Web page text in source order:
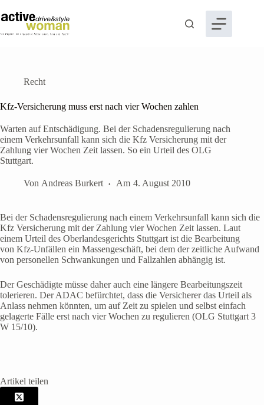
Inhalt
springen
Recht
Kfz-Versicherung muss erst nach vier Wochen zahlen
Warten auf Entschädigung. Bei der Schadensregulierung nach
einem Verkehrsunfall kann sich die Kfz Versicherung mit der
Zahlung vier Wochen Zeit lassen. So ein Urteil des OLG
Stuttgart.
Von Andreas Burkert Am 4. August 2010
Bei der Schadensregulierung nach einem Verkehrsunfall kann sich die
Kfz Versicherung mit der Zahlung vier Wochen Zeit lassen. Laut
einem Urteil des Oberlandesgerichts Stuttgart ist die Bearbeitung
von Kfz-Unfällen ein Massengeschäft, bei dem der zeitliche Aufwand
von personellen Schwankungen und Fallzahlen abhängig ist.
Der Geschädigte müsse daher auch eine längere Bearbeitungszeit
tolerieren. Der ADAC befürchtet, dass die Versicherer das Urteil als
Anlass nehmen könnten, um auf Zeit zu spielen und selbst einfach
gelagerte Fälle erst nach vier Wochen zu regulieren (OLG Stuttgart 3
W 15/10).
Artikel teilen